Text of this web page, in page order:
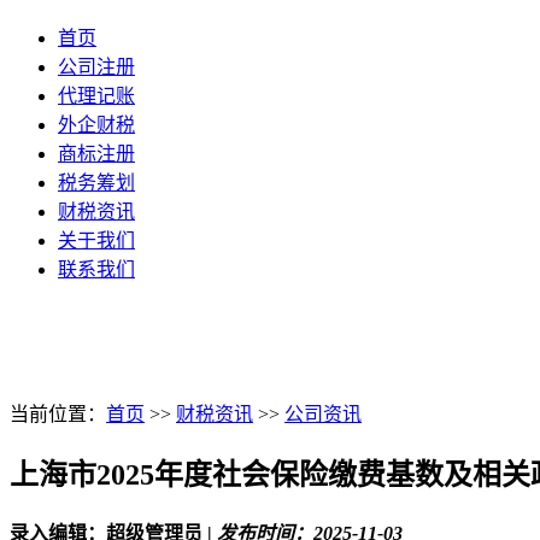
首页
公司注册
代理记账
外企财税
商标注册
税务筹划
财税资讯
关于我们
联系我们
当前位置： 首页 >> 财税资讯 >> 公司资讯
上海市2025年度社会保险缴费基数及相关
录入编辑：超级管理员 | 发布时间：2025-11-03